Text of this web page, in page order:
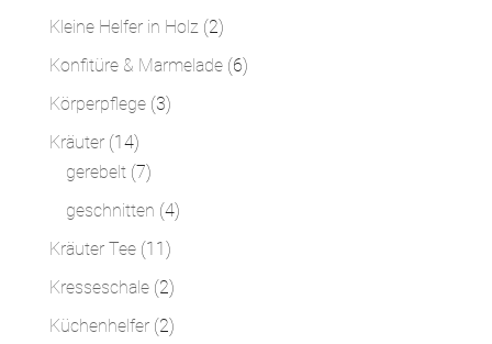
Produkte
Kleine Helfer in Holz 22
Produkte
Konfitüre & Marmelade 66
Körperpflege 33
Kräuter 1414
Produkte
gerebelt 77
Produkte
geschnitten 44
Kräuter Tee 1111
Produkte
Kresseschale 22
Produkte
Küchenhelfer 22